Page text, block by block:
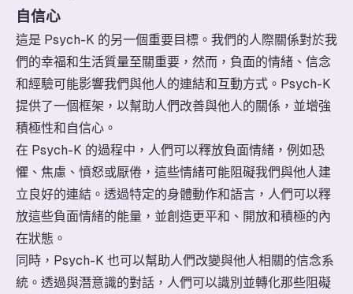
自信心
這是 Psych-K 的另一個重要目標。我們的人際關係對於我
們的幸福和生活質量至關重要，然而，負面的情緒、信念
和經驗可能影響我們與他人的連結和互動方式。Psych-K
提供了一個框架，以幫助人們改善與他人的關係，並增強
積極性和自信心。
在 Psych-K 的過程中，人們可以釋放負面情緒，例如恐
懼、焦慮、憤怒或厭倦，這些情緒可能阻礙我們與他人建
立良好的連結。透過特定的身體動作和語言，人們可以釋
放這些負面情緒的能量，並創造更平和、開放和積極的內
在狀態。
同時，Psych-K 也可以幫助人們改變與他人相關的信念系
統。透過與潛意識的對話，人們可以識別並轉化那些阻礙